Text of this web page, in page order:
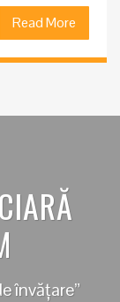
Read More
învățare”